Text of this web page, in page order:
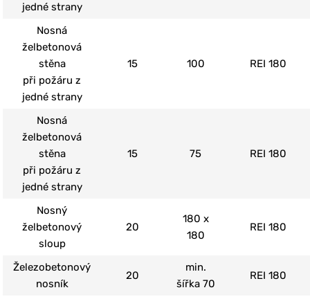
jedné strany
Nosná
želbetonová
stěna
při požáru z
jedné strany
15 100 REI 180
Nosná
želbetonová
stěna
při požáru z
jedné strany
15 75 REI 180
Nosný
želbetonový
sloup
20
180 x
180
REI 180
Železobetonový
nosník
20
min.
šířka 70
REI 180